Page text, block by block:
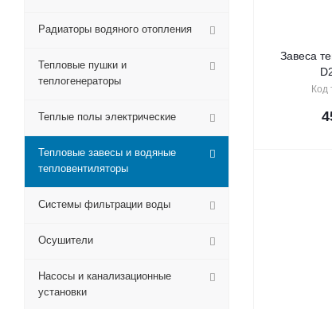
Завеса
Код
Радиаторы водяного отопления
Тепловые пушки и
теплогенераторы
Теплые полы электрические
Тепловые завесы и водяные
тепловентиляторы
Системы фильтрации воды
Осушители
Насосы и канализационные
установки